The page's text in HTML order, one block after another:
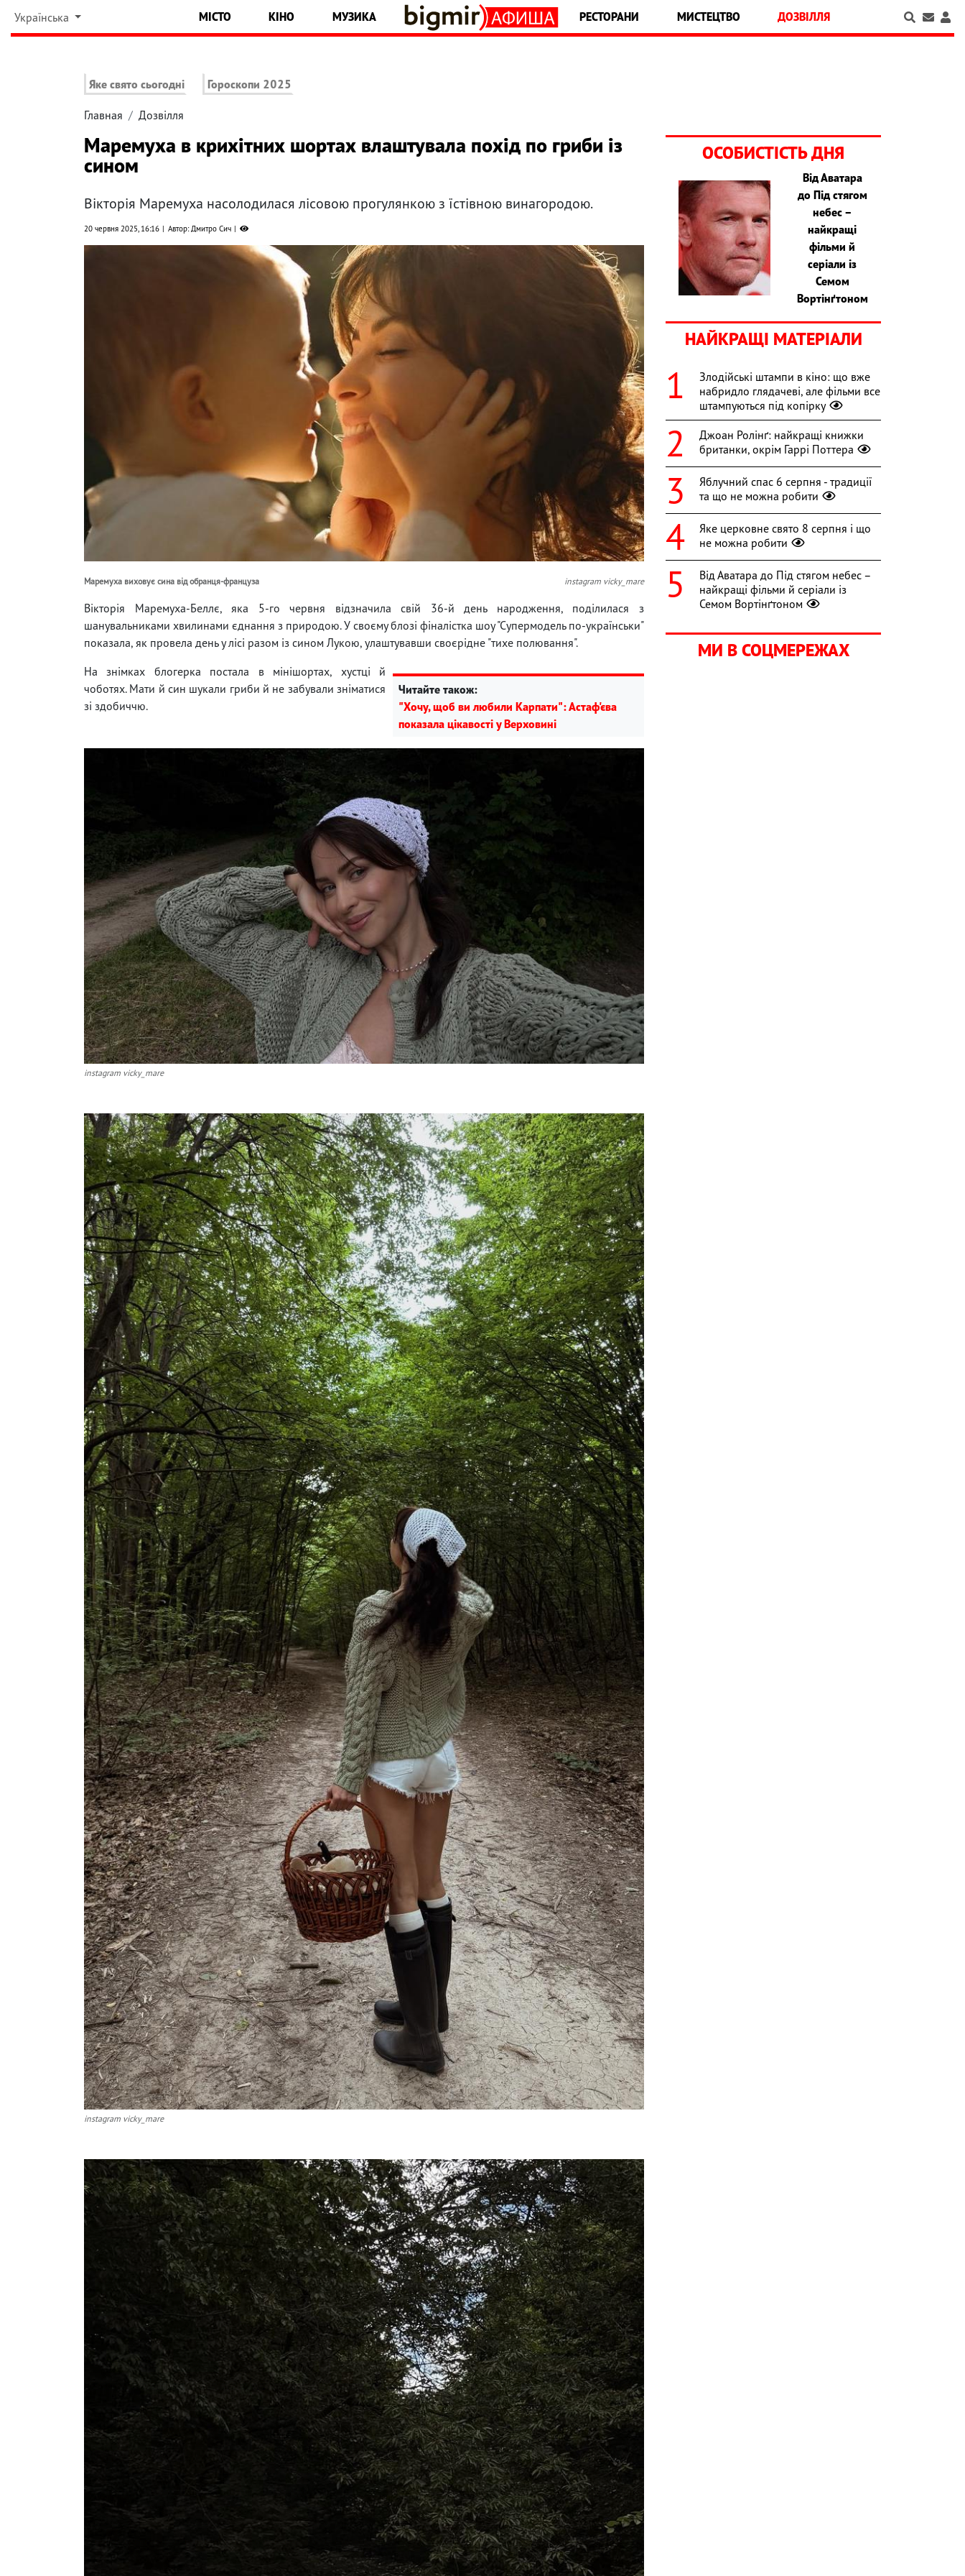
Українська МІСТО КІНО МУЗИКА РЕСТОРАНИ МИСТЕЦТВО ДОЗВІЛЛЯ
Яке свято сьогодні Гороскопи 2025
Главная Дозвілля
Маремуха в крихітних шортах влаштувала похід по гриби із
сином
Вікторія Маремуха насолодилася лісовою прогулянкою з їстівною винагородою.
20 червня 2025, 16:16 Автор: Дмитро Сич
Маремуха виховує сина від обранця-француза instagram vicky_mare
Вікторія Маремуха-Беллє, яка 5-го червня відзначила свій 36-й день народження, поділилася з
шанувальниками хвилинами єднання з природою. У своєму блозі фіналістка шоу "Супермодель по-українськи"
показала, як провела день у лісі разом із сином Лукою, улаштувавши своєрідне "тихе полювання".
Читайте також:
"Хочу, щоб ви любили Карпати": Астаф'єва
показала цікавості у Верховині
На знімках блогерка постала в мінішортах, хустці й
чоботях. Мати й син шукали гриби й не забували зніматися
зі здобиччю.
instagram vicky_mare
instagram vicky_mare
ОСОБИСТІСТЬ ДНЯ
Від Аватара
до Під стягом
небес –
найкращі
фільми й
серіали із
Семом
Вортінґтоном
НАЙКРАЩІ МАТЕРІАЛИ
Злодійські штампи в кіно: що вже
набридло глядачеві, але фільми все
штампуються під копірку
Джоан Ролінґ: найкращі книжки
британки, окрім Гаррі Поттера
Яблучний спас 6 серпня - традиції
та що не можна робити
Яке церковне свято 8 серпня і що
не можна робити
Від Аватара до Під стягом небес –
найкращі фільми й серіали із
Семом Вортінґтоном
МИ В СОЦМЕРЕЖАХ